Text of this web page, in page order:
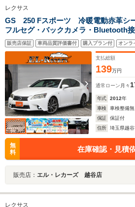
レクサス
GS 250 Fスポーツ 冷暖電動赤革シ
フルセグ・バックカメラ・Bluetooth
ン・パドルシフト・スマートキー・プ
LEDヘッドライト・フォグランプ・純
動リアサンシェード
販売店保証 車両品質評価書付 購入プラン付 オンラ
支払総額
139万円
通常ローン 月々
年式 2012年
車検
車検整備無
保証
保証付
住所
埼玉県越
無
料
在庫確認・見積
販売店： エル・レカーズ 越谷店
レクサス